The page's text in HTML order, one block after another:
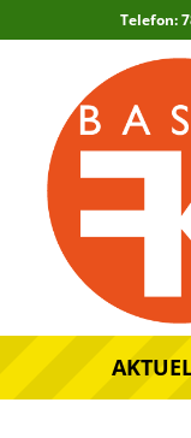
Telefon: